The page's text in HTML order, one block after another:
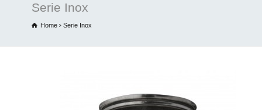
Serie Inox
Home Serie Inox